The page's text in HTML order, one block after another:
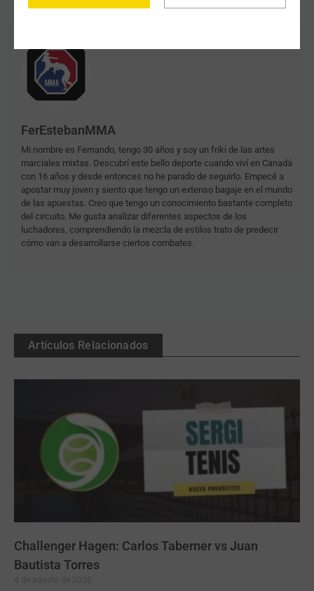
FerEstebanMMA
Mi nombre es Fernando, tengo 30 años y soy un friki de las artes
marciales mixtas. Descubrí este bello deporte cuando viví en Canadá
con 16 años y desde entonces no he parado de seguirlo. Empecé a
apostar muy joven y siento que tengo un extenso bagaje en el mundo
de las apuestas. Creo que tengo un conocimiento bastante completo
del circuito. Me gusta analizar diferentes aspectos de los
luchadores, comprendiendo la mezcla de estilos trato de predecir
cómo van a desarrollarse ciertos combates.
Artículos Relacionados
Challenger Hagen: Carlos Taberner vs Juan
Bautista Torres